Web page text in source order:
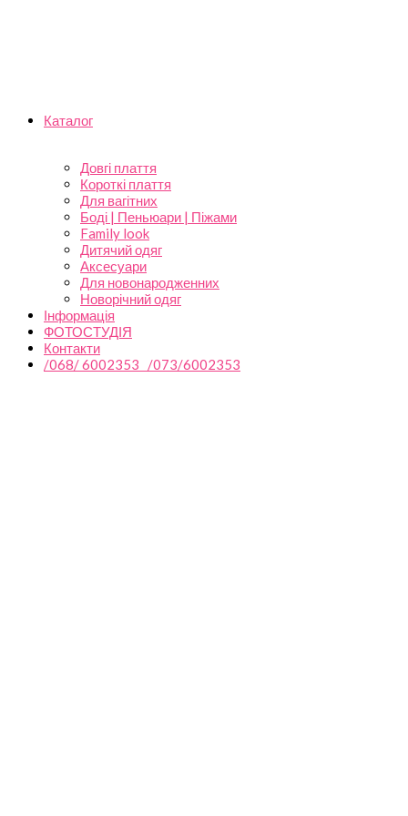
Каталог
Довгі плаття
Короткі плаття
Для вагітних
Боді | Пеньюари | Піжами
Family look
Дитячий одяг
Аксесуари
Для новонародженних
Новорічний одяг
Інформація
ФОТОСТУДІЯ
Контакти
/068/ 6002353 /073/6002353